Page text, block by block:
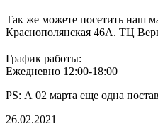
Так же можете посетить наш
Краснополянская 46А. ТЦ
График работы:
Ежедневно 12:00-18:00
PS: А 02 марта еще одна
26.02.2021